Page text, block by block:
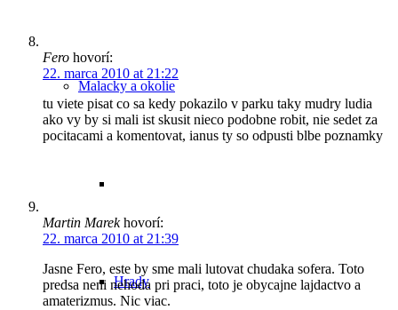
Malacky a okolie
Hrady
Fero hovorí:
22. marca 2010 at 21:22
tu viete pisat co sa kedy pokazilo v parku taky mudry ludia
ako vy by si mali ist skusit nieco podobne robit, nie sedet za
pocitacami a komentovat, ianus ty so odpusti blbe poznamky
Martin Marek hovorí:
22. marca 2010 at 21:39
Jasne Fero, este by sme mali lutovat chudaka sofera. Toto
predsa neni nehoda pri praci, toto je obycajne lajdactvo a
amaterizmus. Nic viac.